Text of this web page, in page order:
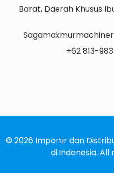
Barat, Daerah Khusus
+62 813-
© 2026 Importir dan
di Indonesia. All